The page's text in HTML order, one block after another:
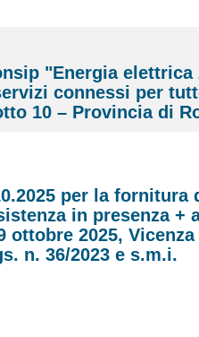
"Energia
connessi per
10 – Provincia di
per la
in presenza +
ottobre 2025,
n. 36/2023 e s.m.i.